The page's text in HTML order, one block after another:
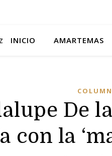
INICIO AMARTEMAS
De
con la